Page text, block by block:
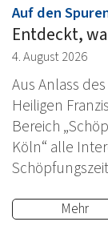
Auf den
Entdeckt,
4. August 2026
Aus Anlass
Heiligen
Bereich
Köln“ alle
Mehr